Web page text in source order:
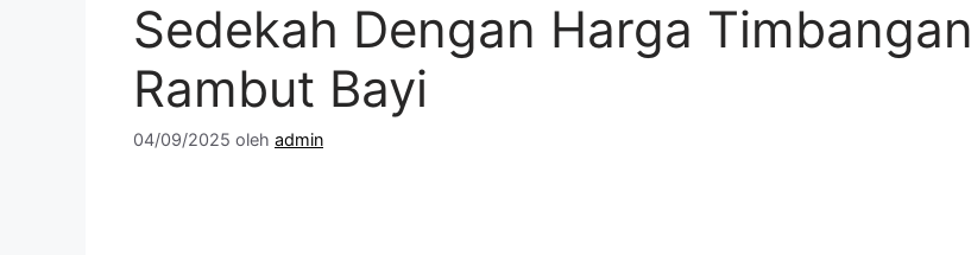
Sedekah Dengan Harga Timbangan
Rambut Bayi
04/09/2025 oleh admin